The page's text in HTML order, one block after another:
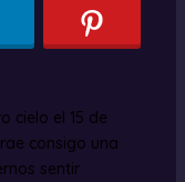
cielo el 15 de
consigo una
sentir